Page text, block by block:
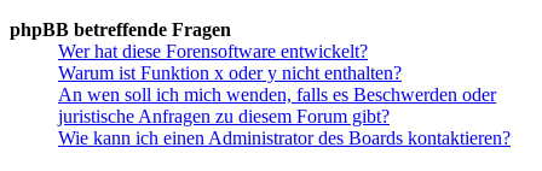
phpBB betreffende Fragen
Wer hat diese Forensoftware entwickelt?
Warum ist Funktion x oder y nicht enthalten?
An wen soll ich mich wenden, falls es Beschwerden oder
juristische Anfragen zu diesem Forum gibt?
Wie kann ich einen Administrator des Boards kontaktieren?